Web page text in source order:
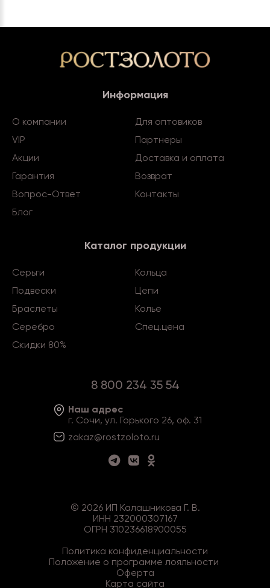
Информация
О компании
Для оптовиков
VIP
Партнеры
Акции
Доставка и оплата
Гарантия
Возврат
Вопрос-Ответ
Контакты
Блог
Каталог продукции
Серьги
Кольца
Подвески
Цепи
Браслеты
Колье
Серебро
Спец.цена
Скидки 80%
8 800 234 35 54
Наш адрес
г. Сочи, ул. Горького 26, оф. 31
zakaz@rostzoloto.ru
© 2026ИП Калашникова Г. В.
ИНН 232000307167
ОГРН 310236618900055
Политика конфиденциальности
Положение о программе лояльности
Оферта
Карта сайта